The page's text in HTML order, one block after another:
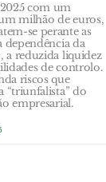
com um
milhão de euros,
se perante as
dependência da
a reduzida liquidez
de controlo.
riscos que
“triunfalista” do
empresarial.